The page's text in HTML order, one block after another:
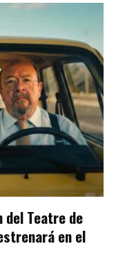
del Teatre de
en el